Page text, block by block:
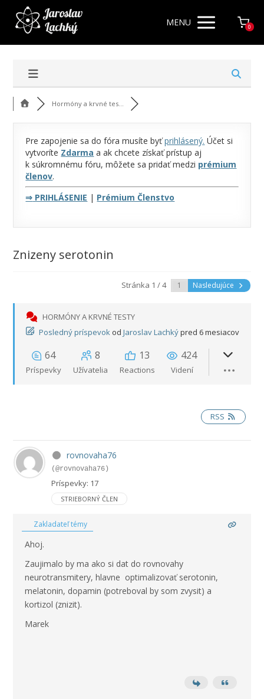
MENU 0
Hormóny a krvné tes...
Pre zapojenie sa do fóra musíte byťprihlásený. Účet si
vytvoríte Zdarma a ak chcete získať prístup aj
k súkromnému fóru, môžete sa pridať medzi prémium
členov.
⇒ PRIHLÁSENIE | Prémium Členstvo
Znizeny serotonin
Stránka 1 / 4 Nasledujúce
HORMÓNY A KRVNÉ TESTY
Posledný príspevok od Jaroslav Lachkýpred 6 mesiacov
64
Príspevky
8
Užívatelia
13
Reactions
424
Videní
RSS
rovnovaha76
(@rovnovaha76)
Príspevky: 17
STRIEBORNÝ ČLEN
Zakladateľ témy
Ahoj.
Zaujimalo by ma ako si dat do rovnovahy
neurotransmitery, hlavne optimalizovať serotonin,
melatonin, dopamin (potreboval by som zvysit) a
kortizol (znizit).
Marek